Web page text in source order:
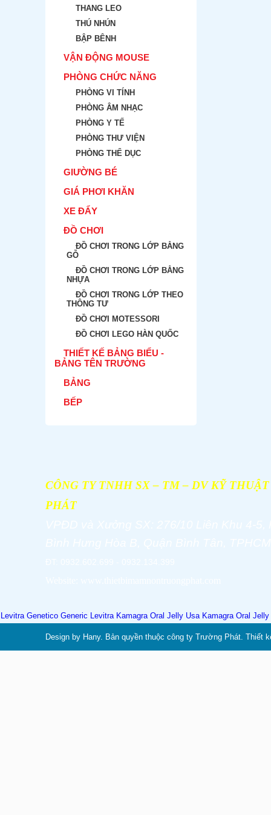
THANG LEO
THÚ NHÚN
BẬP BÊNH
VẬN ĐỘNG MOUSE
PHÒNG CHỨC NĂNG
PHÒNG VI TÍNH
PHÒNG ÂM NHẠC
PHÒNG Y TẾ
PHÒNG THƯ VIỆN
PHÒNG THỂ DỤC
GIƯỜNG BÉ
GIÁ PHƠI KHĂN
XE ĐẨY
ĐỒ CHƠI
ĐỒ CHƠI TRONG LỚP BẲNG
GỖ
ĐỒ CHƠI TRONG LỚP BẲNG
NHỰA
ĐỒ CHƠI TRONG LỚP THEO
THÔNG TƯ
ĐỒ CHƠI MOTESSORI
ĐỒ CHƠI LEGO HÀN QUỐC
THIẾT KẾ BẢNG BIỂU -
BẢNG TÊN TRƯỜNG
BẢNG
BẾP
CÔNG TY TNHH SX – TM – DV KỸ
PHÁT
Design by Hany. Bản quyền thuộc công ty Trường Phát. Thiết
Levitra Genetico Generic Levitra Kamagra Oral Jelly Usa Kamagra Oral